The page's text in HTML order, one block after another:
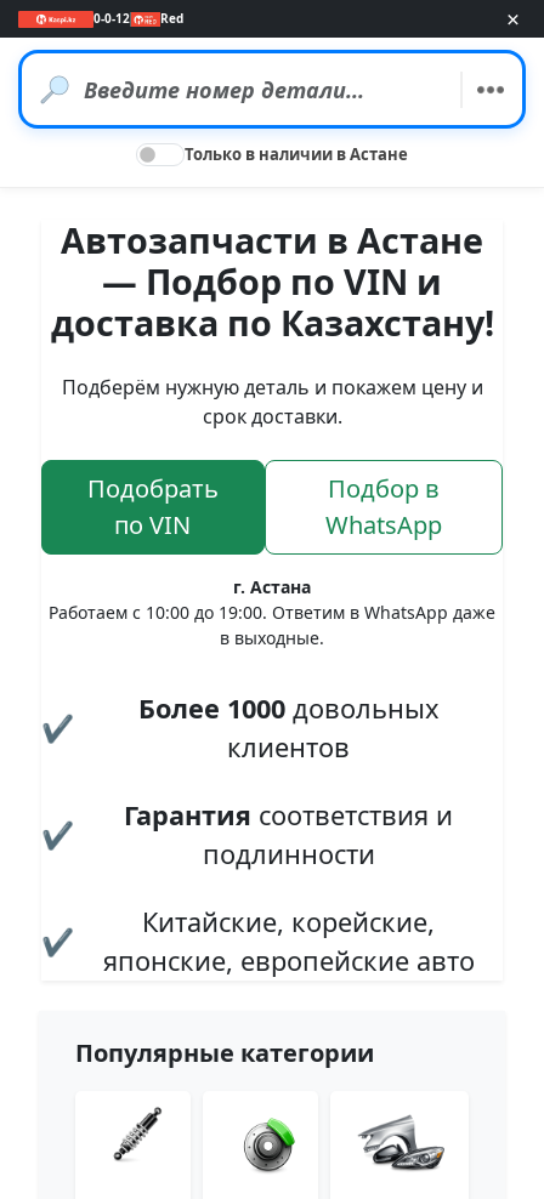
0-0-12 Red ×
Только в наличии в Астане
Автозапчасти в Астане
— Подбор по VIN и
доставка по Казахстану!
Подберём нужную деталь и покажем цену и
срок доставки.
Подобрать
по VIN
Подбор в
WhatsApp
г. Астана
Работаем с 10:00 до 19:00. Ответим в WhatsApp даже
в выходные.
✔
Более 1000довольных
клиентов
✔
Гарантия соответствия и
подлинности
✔
Китайские, корейские,
японские, европейские авто
Популярные категории